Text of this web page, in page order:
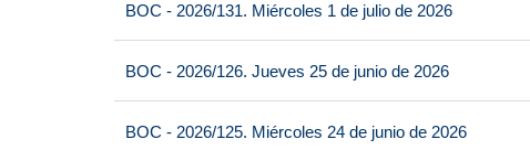
BOC - 2026/131. Miércoles 1 de julio de 2026
BOC - 2026/126. Jueves 25 de junio de 2026
BOC - 2026/125. Miércoles 24 de junio de 2026